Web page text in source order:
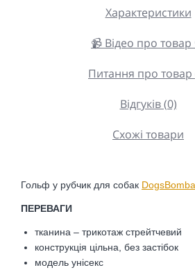
Характеристики
📹 Відео про товар
Питання про товар
Відгуків (0)
Схожі товари
Гольф у рубчик для собак DogsBomba
ПЕРЕВАГИ
тканина – трикотаж стрейтчевий
конструкція цільна, без застібок
модель унісекс